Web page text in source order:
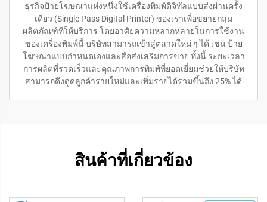
ธุรกิจป้ายโฆษณาแห่งหนึ่งใช้เครื่องพิมพ์ดิจิทัลแบบส่งผ่านครั้ง
เดียว (Single Pass Digital Printer) ของเราเพื่อขยายกลุ่ม
ผลิตภัณฑ์ที่ให้บริการ โดยอาศัยความหลากหลายในการใช้งาน
ของเครื่องพิมพ์นี้ บริษัทสามารถเข้าสู่ตลาดใหม่ ๆ ได้ เช่น ป้าย
โฆษณาแบบกำหนดเองและสื่อส่งเสริมการขาย ทั้งนี้ ระยะเวลา
การผลิตที่รวดเร็วและคุณภาพการพิมพ์ที่ยอดเยี่ยมช่วยให้บริษัท
สามารถดึงดูดลูกค้ารายใหม่และเพิ่มรายได้รวมขึ้นถึง 25% ได้
สินค้าที่เกี่ยวข้อง